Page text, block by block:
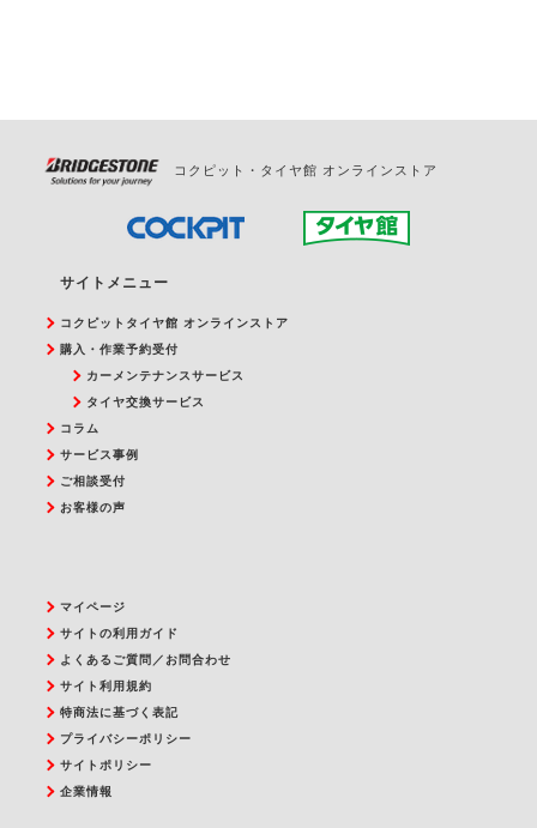
コクピット・タイヤ館 オンラインストア
サイトメニュー
コクピットタイヤ館 オンラインストア
購入・作業予約受付
カーメンテナンスサービス
タイヤ交換サービス
コラム
サービス事例
ご相談受付
お客様の声
マイページ
サイトの利用ガイド
よくあるご質問／お問合わせ
サイト利用規約
特商法に基づく表記
プライバシーポリシー
サイトポリシー
企業情報